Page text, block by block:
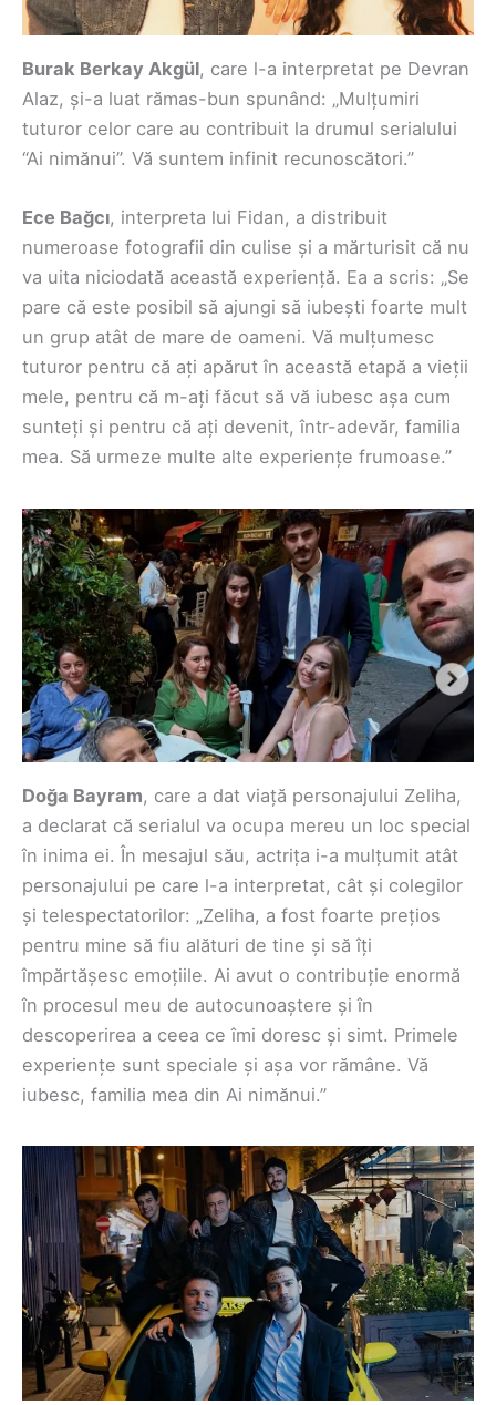
Burak Berkay Akgül, care l-a interpretat pe Devran
Alaz, și-a luat rămas-bun spunând: „Mulțumiri
tuturor celor care au contribuit la drumul serialului
“Ai nimănui”. Vă suntem infinit recunoscători.”
Ece Bağcı, interpreta lui Fidan, a distribuit
numeroase fotografii din culise și a mărturisit că nu
va uita niciodată această experiență. Ea a scris: „Se
pare că este posibil să ajungi să iubești foarte mult
un grup atât de mare de oameni. Vă mulțumesc
tuturor pentru că ați apărut în această etapă a vieții
mele, pentru că m-ați făcut să vă iubesc așa cum
sunteți și pentru că ați devenit, într-adevăr, familia
mea. Să urmeze multe alte experiențe frumoase.”
Doğa Bayram, care a dat viață personajului Zeliha,
a declarat că serialul va ocupa mereu un loc special
în inima ei. În mesajul său, actrița i-a mulțumit atât
personajului pe care l-a interpretat, cât și colegilor
și telespectatorilor: „Zeliha, a fost foarte prețios
pentru mine să fiu alături de tine și să îți
împărtășesc emoțiile. Ai avut o contribuție enormă
în procesul meu de autocunoaștere și în
descoperirea a ceea ce îmi doresc și simt. Primele
experiențe sunt speciale și așa vor rămâne. Vă
iubesc, familia mea din Ai nimănui.”